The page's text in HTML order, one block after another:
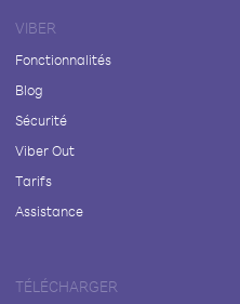
VIBER
Fonctionnalités
Blog
Sécurité
Viber Out
Tarifs
Assistance
TÉLÉCHARGER